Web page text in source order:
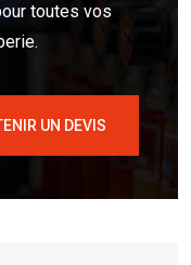
toutes vos
UN DEVIS